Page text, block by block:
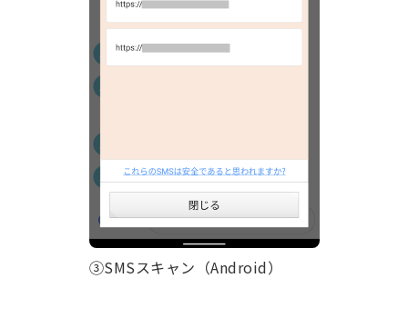
③SMSスキャン（Android）